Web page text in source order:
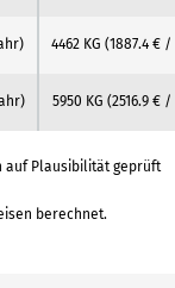
4462 KG (1887.4 € /
5950 KG (2516.9 € /
auf Plausibilität geprüft
berechnet.